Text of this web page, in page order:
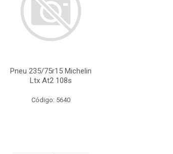
Pneu 235/75r15 Michelin
Ltx At2 108s
Código: 5640